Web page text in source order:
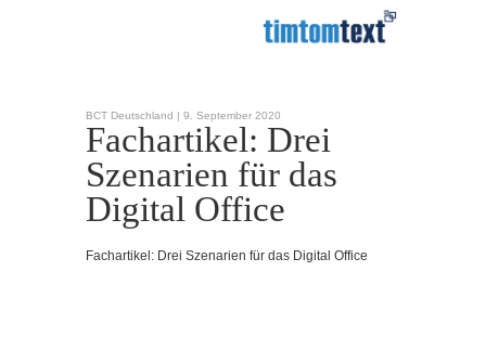
BCT Deutschland | 9. September 2020
Fachartikel: Drei
Szenarien für das
Digital Office
Fachartikel: Drei Szenarien für das Digital Office